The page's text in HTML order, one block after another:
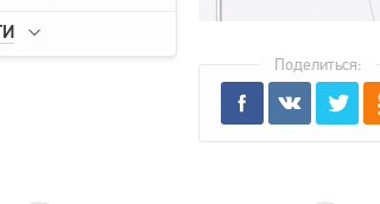
Поделиться: